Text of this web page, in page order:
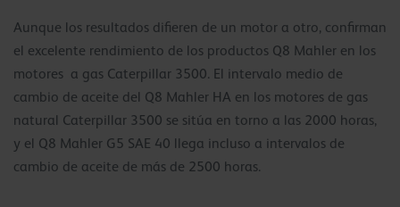
Aunque los resultados difieren de un motor a otro, confirman
el excelente rendimiento de los productos Q8 Mahler en los
motores a gas Caterpillar 3500. El intervalo medio de
cambio de aceite del Q8 Mahler HA en los motores de gas
natural Caterpillar 3500 se sitúa en torno a las 2000 horas,
y el Q8 Mahler G5 SAE 40 llega incluso a intervalos de
cambio de aceite de más de 2500 horas.